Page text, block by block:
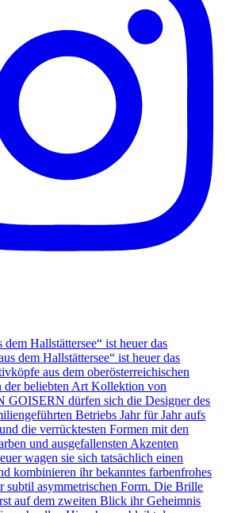
dem Hallstättersee“ ist heuer das